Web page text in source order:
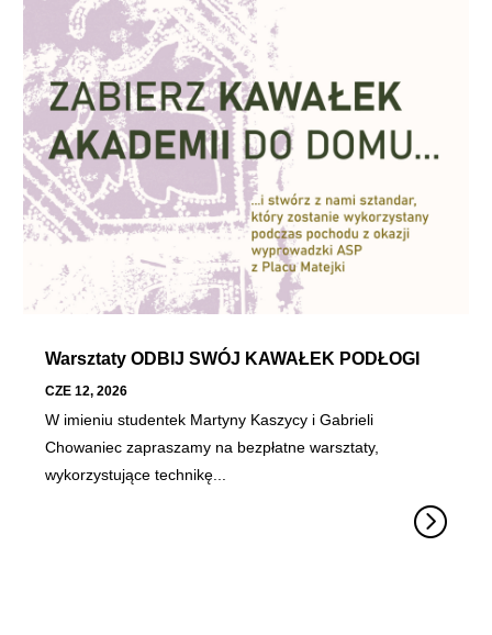
Warsztaty ODBIJ SWÓJ KAWAŁEK PODŁOGI
CZE 12, 2026
W imieniu studentek Martyny Kaszycy i Gabrieli
Chowaniec zapraszamy na bezpłatne warsztaty,
wykorzystujące technikę...